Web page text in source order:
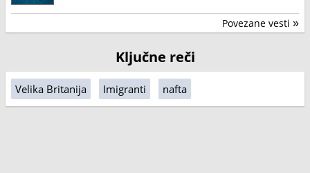
Povezane vesti »
Ključne reči
Velika Britanija Imigranti nafta